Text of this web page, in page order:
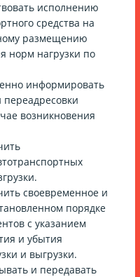
исполнению
средства на
размещению
норм нагрузки по
информировать
возникновения
своевременное и
порядке
с указанием
и убытия
и выгрузки.
и передавать